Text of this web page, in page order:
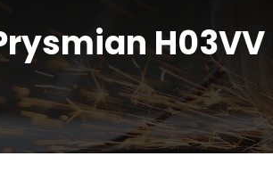
H03VV